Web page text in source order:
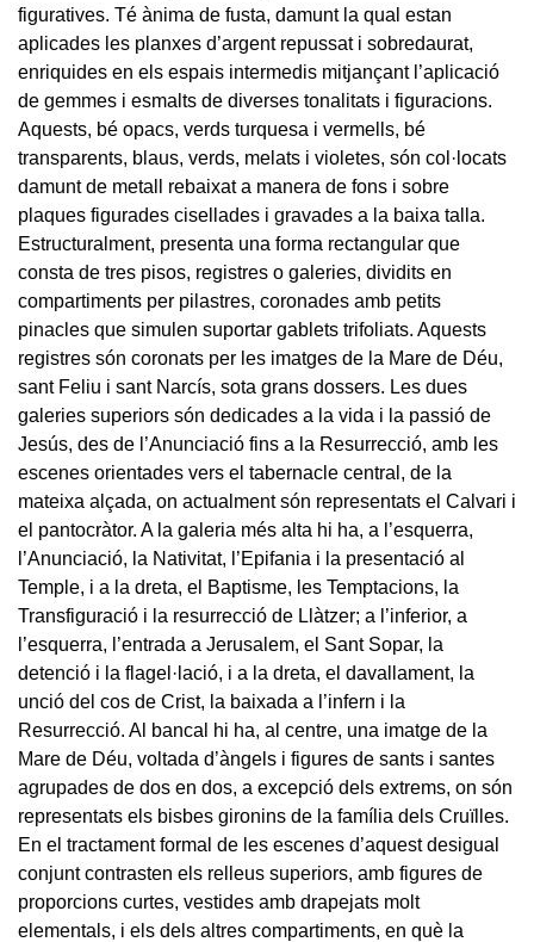
figuratives. Té ànima de fusta, damunt la qual estan
aplicades les planxes d’argent repussat i sobredaurat,
enriquides en els espais intermedis mitjançant l’aplicació
de gemmes i esmalts de diverses tonalitats i figuracions.
Aquests, bé opacs, verds turquesa i vermells, bé
transparents, blaus, verds, melats i violetes, són col·locats
damunt de metall rebaixat a manera de fons i sobre
plaques figurades cisellades i gravades a la baixa talla.
Estructuralment, presenta una forma rectangular que
consta de tres pisos, registres o galeries, dividits en
compartiments per pilastres, coronades amb petits
pinacles que simulen suportar gablets trifoliats. Aquests
registres són coronats per les imatges de la Mare de Déu,
sant Feliu i sant Narcís, sota grans dossers. Les dues
galeries superiors són dedicades a la vida i la passió de
Jesús, des de l’Anunciació fins a la Resurrecció, amb les
escenes orientades vers el tabernacle central, de la
mateixa alçada, on actualment són representats el Calvari i
el pantocràtor. A la galeria més alta hi ha, a l’esquerra,
l’Anunciació, la Nativitat, l’Epifania i la presentació al
Temple, i a la dreta, el Baptisme, les Temptacions, la
Transfiguració i la resurrecció de Llàtzer; a l’inferior, a
l’esquerra, l’entrada a Jerusalem, el Sant Sopar, la
detenció i la flagel·lació, i a la dreta, el davallament, la
unció del cos de Crist, la baixada a l’infern i la
Resurrecció. Al bancal hi ha, al centre, una imatge de la
Mare de Déu, voltada d’àngels i figures de sants i santes
agrupades de dos en dos, a excepció dels extrems, on són
representats els bisbes gironins de la família dels Cruïlles.
En el tractament formal de les escenes d’aquest desigual
conjunt contrasten els relleus superiors, amb figures de
proporcions curtes, vestides amb drapejats molt
elementals, i els dels altres compartiments, en què la